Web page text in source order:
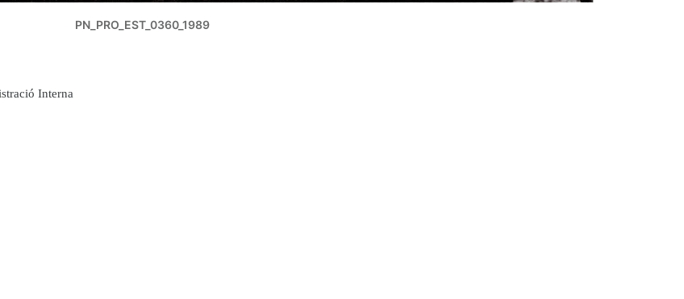
PN_PRO_EST_0360_1989
Interna